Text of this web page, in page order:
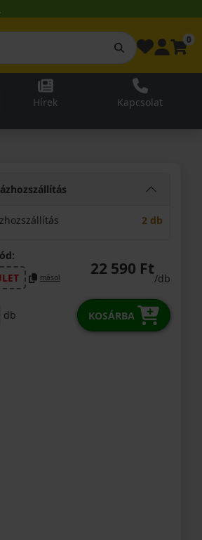
0
Hírek Kapcsolat
2 db
másol 22 590 Ft
/db
db KOSÁRBA